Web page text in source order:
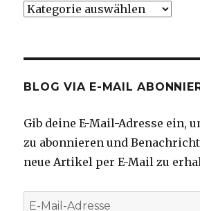
Kategorien
BLOG VIA E-MAIL
Gib deine E-Mail-Adresse ein,
zu abonnieren und
neue Artikel per E-Mail zu
E-